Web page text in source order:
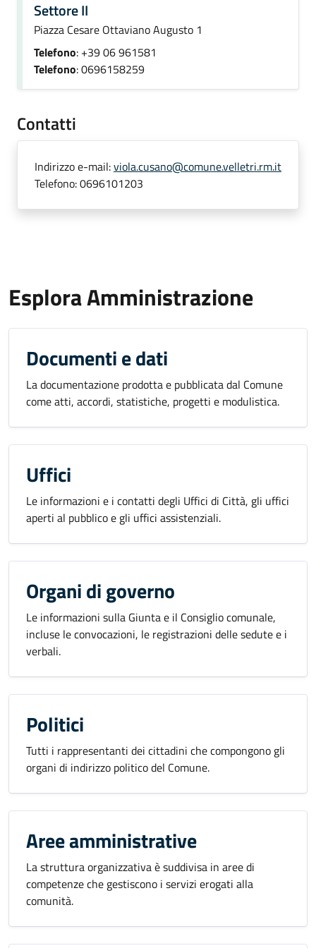
Settore II
Piazza Cesare Ottaviano Augusto 1
Telefono: +39 06 961581
Telefono: 0696158259
Contatti
Indirizzo e-mail:viola.cusano@comune.velletri.rm.it
Telefono:0696101203
Esplora Amministrazione
Documenti e dati
La documentazione prodotta e pubblicata dal Comune
come atti, accordi, statistiche, progetti e modulistica.
Uffici
Le informazioni e i contatti degli Uffici di Città, gli uffici
aperti al pubblico e gli uffici assistenziali.
Organi di governo
Le informazioni sulla Giunta e il Consiglio comunale,
incluse le convocazioni, le registrazioni delle sedute e i
verbali.
Politici
Tutti i rappresentanti dei cittadini che compongono gli
organi di indirizzo politico del Comune.
Aree amministrative
La struttura organizzativa è suddivisa in aree di
competenze che gestiscono i servizi erogati alla
comunità.